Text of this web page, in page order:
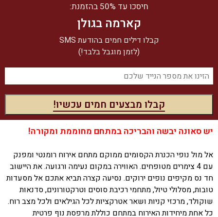
חיסכו עד 50% בהזמנת:
קארמה בגולן
קבלו דילים חמים בהודעת SMS
(לזמן מוגבל בלבד!)
יש סאונה יבשה והבריכה במתחם מחוממת ומקורה!
אל מול נופי הכנרת הקסומים ממוקם מתחם אירוח רומנטי ומפנק
עם 4 צימרים מטופחים. האווירה במקום נעימה ורגועה. את היישוב
חד נס מקיפים נופים ירוקים. נסיעה קצרה תביא אתכם אל מסעדות
טובות, מסלולי טיול, מתחמי רכיבת סוסים וטרקטורונים, סדנאות
שוקולד, מרכזי קניות ושאר אטרקציות לכל הגילאים ולכל מצב רוח.
כל אחת מיחידות האירוח במתחם כוללת מרפסת נוף פרטית